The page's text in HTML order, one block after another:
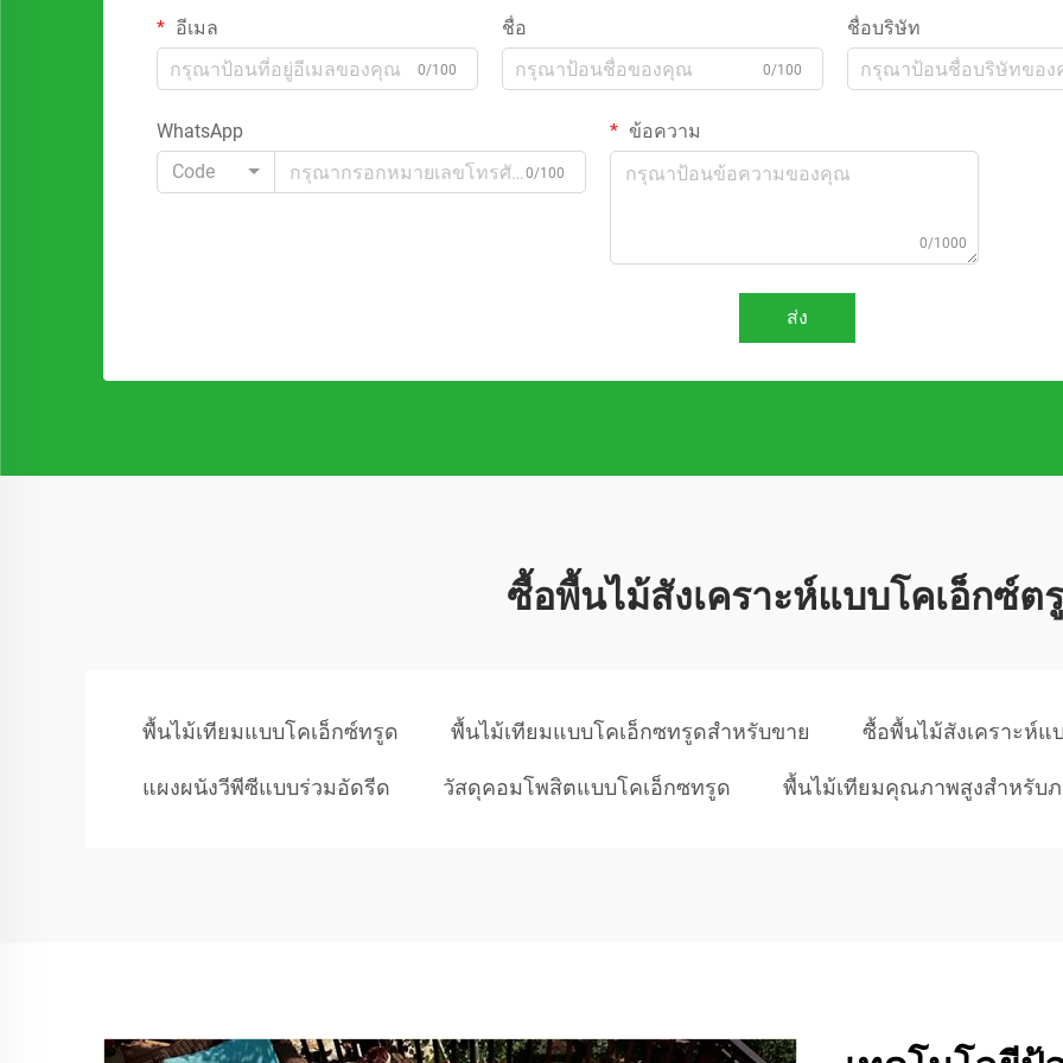
อีเมล
0/100
ชื่อ
0/100
ชื่อบริษัท
WhatsApp
Code
0/100
ข้อความ
0/1000
ส่ง
ซื้อพื้นไม้สังเคราะห์แบบโคเอ็กซ์ต
พื้นไม้เทียมแบบโคเอ็กซ์ทรูด พื้นไม้เทียมแบบโคเอ็กซทรูดสำหรับขาย ซื้อพื้นไม้สังเคราะห์แ
แผงผนังวีพีซีแบบร่วมอัดรีด วัสดุคอมโพสิตแบบโคเอ็กซทรูด พื้นไม้เทียมคุณภาพสูงสำหรับ